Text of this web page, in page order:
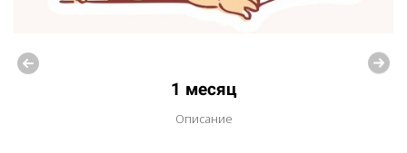
1 месяц
Описание